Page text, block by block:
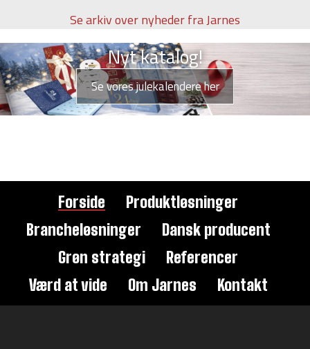
Se arkiv over nyheder fra Jarnes
Nyt katalog!
Se vores julekalendere her
Forside
Produktløsninger
Brancheløsninger
Dansk producent
Grøn strategi
Referencer
Værd at vide
Om Jarnes Kontakt